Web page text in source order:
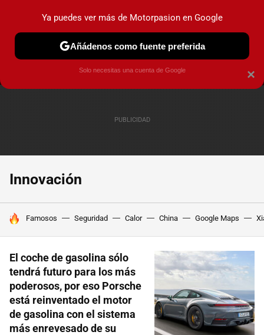
MENÚ NUEVO
COCHES ELÉCTRICOS OBSERVATORIO
Innovación
HOY SE HABLA DE
Famosos Seguridad Calor China Google Maps
El coche de gasolina sólo
tendrá futuro para los más
poderosos, por eso Porsche
está reinventado el motor
de gasolina con el sistema
más enrevesado de su
×
Ya puedes ver más de Motorpasion en Google
Añádenos como fuente preferida
Solo necesitas una cuenta de Google